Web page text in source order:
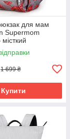
для мам
Supermom
для подорожей з
1 699 ₴
Купити